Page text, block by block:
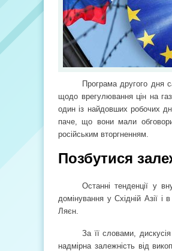
Програма другого дня
щодо врегулювання цін на
один із найдовших робочих
паче, що вони мали
російським вторгненням.
Позбутися
Останні тенденції у
домінування у Східній Азії
Ляєн.
За її словами,
надмірна залежність від